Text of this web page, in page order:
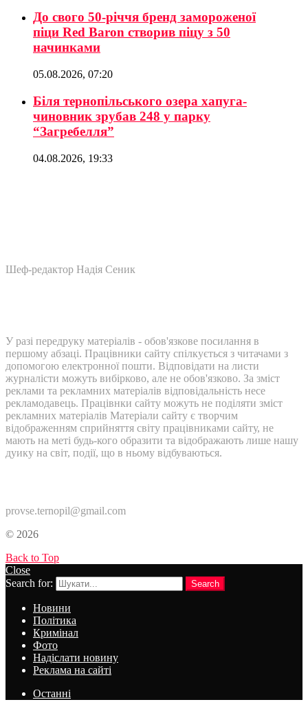
До свого 50-річчя бренд замороженої
піци Red Baron створив піцу з 50
начинками
05.08.2026, 07:20
Біля тернопільського озера хапуга-
чиновник зрубав 248 у парку
“Загребелля”
04.08.2026, 19:33
Шеф-редактор Надія Сеник
У разі передруку матеріалів - обов'язкове посилання в
першому абзаці. Працівники сайту спілкується з читачами з
допомогою електронної пошти. Відповідати на листи
журналісти можуть вибірково, але не обов'язково. За зміст
реклами та рекламних матеріалів відповідальність несе
рекламодавець. Працівнки сайту можуть не поділяти зміст
рекламних матеріалів Матеріали сайту є творчим
відображенням сприйняття світу працівниками сайту, не
мають на меті будь-кого образити та відображають лише нашу
дуику на світ, події, що в ньому відбуваються.
provse.ternopil@gmail.com
© 2026
Back to Top
Close
Search for:
Search
Новини
Політика
Кримінал
Фото
Надіслати новину
Реклама на сайті
Останні